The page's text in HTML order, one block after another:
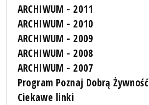
ARCHIWUM - 2011
ARCHIWUM - 2010
ARCHIWUM - 2009
ARCHIWUM - 2008
ARCHIWUM - 2007
Program Poznaj Dobrą Żywność
Ciekawe linki